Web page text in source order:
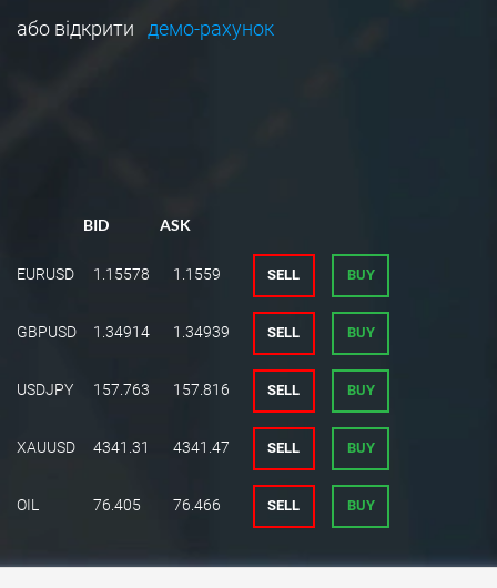
або відкрити демо-рахунок
BID ASK
EURUSD 1.15578 1.1559 SELL BUY
GBPUSD 1.34914 1.34939 SELL BUY
USDJPY 157.763 157.816 SELL BUY
XAUUSD 4341.31 4341.47 SELL BUY
OIL 76.405 76.466 SELL BUY